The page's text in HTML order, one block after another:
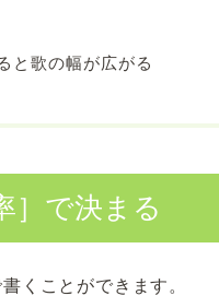
と歌の幅が広がる
］で決まる
くことができます。